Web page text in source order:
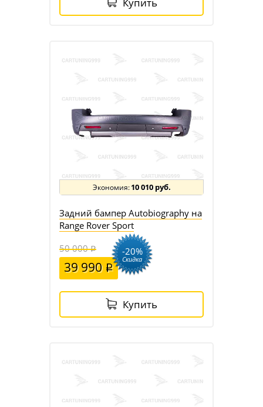
10 010 руб.
Задний бампер Autobiography на
Range Rover Sport
50 000
39 990
-20%
Скидка
Купить